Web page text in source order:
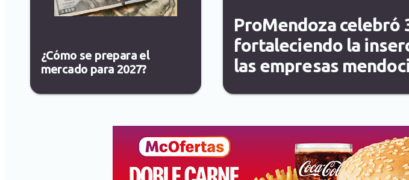
ProMendoza celebró
fortaleciendo la
las empresas
¿Cómo se prepara el
mercado para 2027?